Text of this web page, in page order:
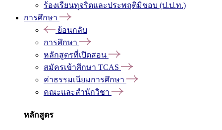
ร้องเรียนทุจริตและประพฤติมิชอบ (ป.ป.ท.)
การศึกษา
ย้อนกลับ
การศึกษา
หลักสูตรที่เปิดสอน
สมัครเข้าศึกษา TCAS
ค่าธรรมเนียมการศึกษา
คณะและสำนักวิชา
หลักสูตร